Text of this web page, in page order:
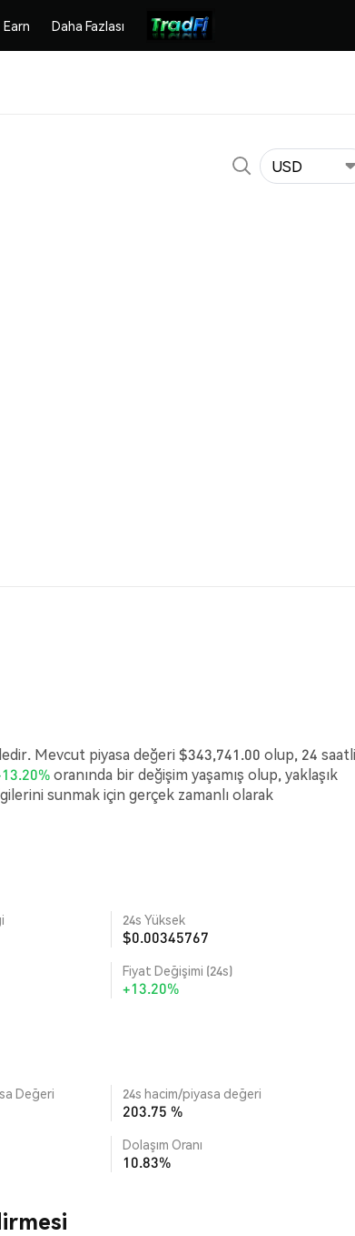
Earn Daha Fazlası
USD
Mevcut piyasa değeri $343,741.00 olup, 24
oranında bir değişim yaşamış olup, yaklaşık
sunmak için gerçek zamanlı olarak
24s Yüksek
$0.00345767
Fiyat Değişimi (24s)
+13.20%
Değeri 24s hacim/piyasa değeri
203.75 %
Dolaşım Oranı
10.83%